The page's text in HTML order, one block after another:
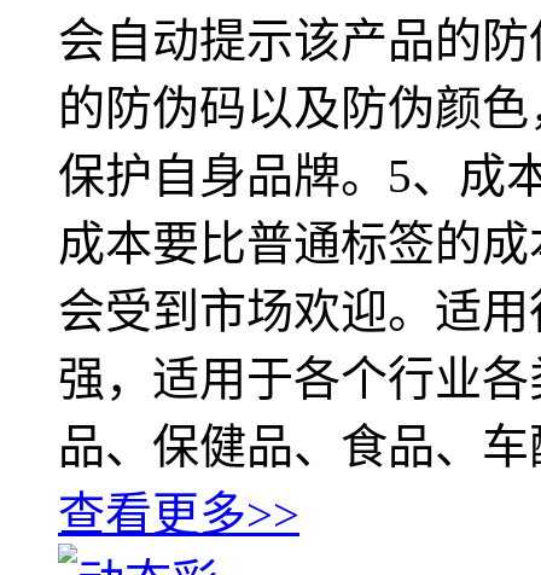
会自动提示该产品的
的防伪码以及防伪颜
保护自身品牌。5、成
成本要比普通标签的
会受到市场欢迎。适
强，适用于各个行业
品、保健品、食品、
查看更多>>